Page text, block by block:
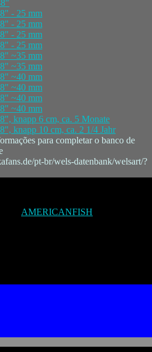
para completar o banco de
pt-br/wels-datenbank/welsart/?
AMERICANFISH